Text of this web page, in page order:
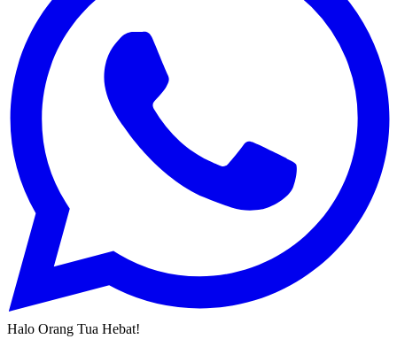
Halo Orang Tua Hebat!